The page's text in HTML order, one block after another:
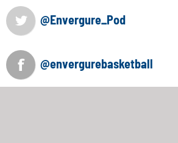
@Envergure_Pod
@envergurebasketball